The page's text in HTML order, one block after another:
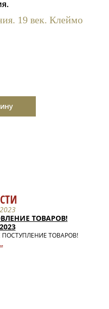
19 век. Клеймо
ТОВАРОВ!
ПОСТУПЛЕНИЕ ТОВАРОВ!